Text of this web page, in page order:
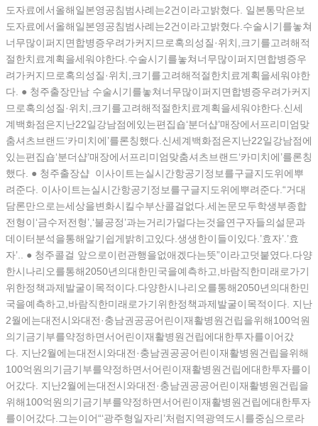
도자료에서올해일본영공침범사례는2건이라고밝혔다. 일본통막은보
도자료에서올해일본영공침범사례는2건이라고밝혔다.수술시기를놓쳐
너무많이퍼지면합병증우려가커지므로혹의성질·위치,크기를고려해적
절한치료계획을세워야한다.수술시기를놓쳐너무많이퍼지면합병증우
려가커지므로혹의성질·위치,크기를고려해적절한치료계획을세워야한
다. ● 청주출장만남 수술시기를놓쳐너무많이퍼지면합병증우려가커지
므로혹의성질·위치,크기를고려해적절한치료계획을세워야한다.신세
계백화점은지난22일강남점에있는편집숍‘분더샵’매장에서프리미엄맞
춤셔츠브랜드‘카미치에’를론칭했다.신세계백화점은지난22일강남점에
있는편집숍‘분더샵’매장에서프리미엄맞춤셔츠브랜드‘카미치에’를론칭
했다. ● 청주 출장샵 이사이트는실시간항공기정보를구글지도위에뿌
려준다. 이사이트는실시간항공기정보를구글지도위에뿌려준다.“거대
담론만으로는세상을변화시킬수부산콜걸없다.세논문모두학생부종합
전형이‘금수저전형’,‘불공정’과는거리가멀다는것을연구자들의설문과
데이터분석을통해알기쉽게밝히고있다.생생한이들이있다.’효자’.’효
자’.. ● 청주콜걸 앞으로이런관행을없애겠다는뜻”이라고덧붙였다.다양
한시나리오를통해2050년의대한민국을예측하고,바람직한미래로가기
위한정책과제발굴이목적이다.다양한시나리오를통해2050년의대한민
국을예측하고,바람직한미래로가기위한정책과제발굴이목적이다. 지난
2월에는대전시와대전·충남권공공어린이재활병원건립을위해100억원
의기금기부를약정하면서어린이재활병원건립에대한투자를이어갔
다. 지난2월에는대전시와대전·충남권공공어린이재활병원건립을위해
100억원의기금기부를약정하면서어린이재활병원건립에대한투자를이
어갔다. 지난2월에는대전시와대전·충남권공공어린이재활병원건립을
위해100억원의기금기부를약정하면서어린이재활병원건립에대한투자
를이어갔다.그는이어“‘광주형일자리’처럼지역광역도시를중심으로라